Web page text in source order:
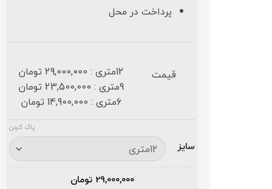
پرداخت در محل
قیمت
12متری : 29,000,000 تومان
9متری : 23,500,000 تومان
6متری : 14,900,000 تومان
سایز
پاک کردن
29,000,000 تومان